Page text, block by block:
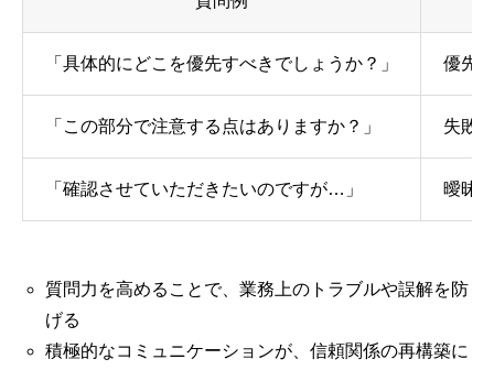
「具体的にどこを優先すべきでしょうか？」 優先
「この部分で注意する点はありますか？」 失敗
「確認させていただきたいのですが…」 曖昧
質問力を高めることで、業務上のトラブルや誤解を防
げる
積極的なコミュニケーションが、信頼関係の再構築に